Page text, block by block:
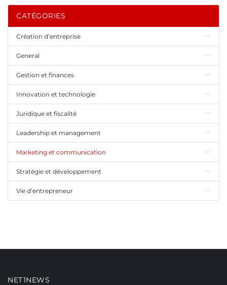
CATÉGORIES
Création d’entreprise
General
Gestion et finances
Innovation et technologie
Juridique et fiscalité
Leadership et management
Marketing et communication
Stratégie et développement
Vie d’entrepreneur
NET1NEWS